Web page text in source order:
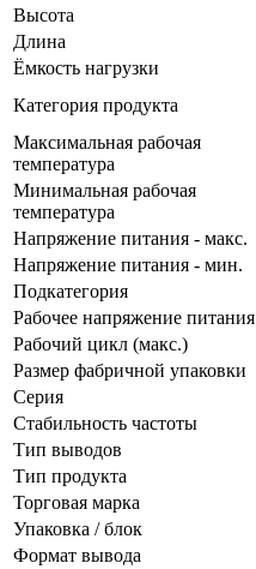
Высота
Длина
Ёмкость нагрузки
Категория продукта
Максимальная рабочая
температура
Минимальная рабочая
температура
Напряжение питания - макс.
Напряжение питания - мин.
Подкатегория
Рабочее напряжение питания
Рабочий цикл (макс.)
Размер фабричной упаковки
Серия
Стабильность частоты
Тип выводов
Тип продукта
Торговая марка
Упаковка / блок
Формат вывода